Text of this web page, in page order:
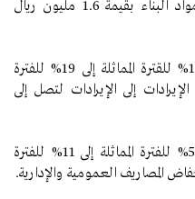
وتحقيق إيرادات من قطاع مواد البناء بقيمة 1.6 مليون ريال
- ارتفاع هامش الربح الإجمالي من 16% للقترة المماثلة إلى 19% للفترة
إلى الإيرادات لتصل إلى
- ارتفاع هامش الربح التشغيلي من 5% للفترة المماثلة إلى 11% للفترة
المصاريف العمومية والإدارية.